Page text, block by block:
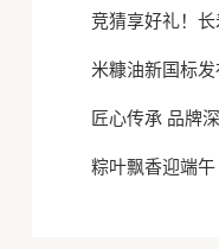
竞猜享好礼！
米糠油新国标发
匠心传承 品牌
粽叶飘香迎端